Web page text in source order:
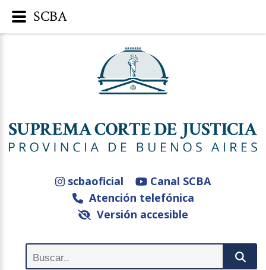
scbaoficial
Canal SCBA
Atención telefónica
Versión accesible
SCBA